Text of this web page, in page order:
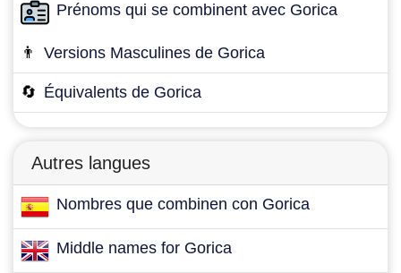
Prénoms qui se combinent avec Gorica
👨 Versions Masculines de Gorica
🔄 Équivalents de Gorica
Autres langues
Nombres que combinen con Gorica
Middle names for Gorica